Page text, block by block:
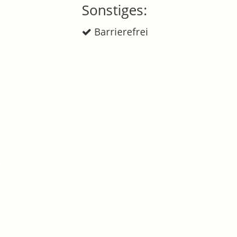
Sonstiges:
Barrierefrei